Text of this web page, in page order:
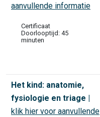
aanvullende informatie
Certificaat
Doorlooptijd: 45
minuten
Het kind: anatomie,
fysiologie en triage |
klik hier voor aanvullende